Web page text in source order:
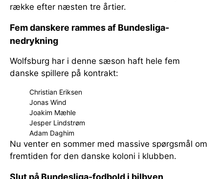
række efter næsten tre årtier.
Fem danskere rammes af Bundesliga-
nedrykning
Wolfsburg har i denne sæson haft hele fem
danske spillere på kontrakt:
Christian Eriksen
Jonas Wind
Joakim Mæhle
Jesper Lindstrøm
Adam Daghim
Nu venter en sommer med massive spørgsmål om
fremtiden for den danske koloni i klubben.
Slut på Bundesliga-fodbold i bilbyen